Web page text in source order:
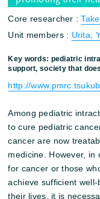
Core researcher :
Unit members : Urita,
Key words: pediatric
support, society that
http://
Among pediatric
to cure pediatric
cancer are now
medicine. However,
for cancer or those
achieve sufficient well-
their lives, it is